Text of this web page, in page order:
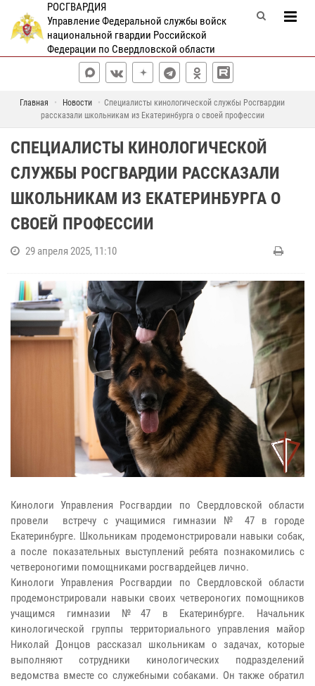
РОСГВАРДИЯ
Управление Федеральной службы войск
национальной гвардии Российской
Федерации по Свердловской области
Главная Новости
Специалисты кинологической службы Росгвардии
рассказали школьникам из Екатеринбурга о своей профессии
СПЕЦИАЛИСТЫ КИНОЛОГИЧЕСКОЙ
СЛУЖБЫ РОСГВАРДИИ РАССКАЗАЛИ
ШКОЛЬНИКАМ ИЗ ЕКАТЕРИНБУРГА О
СВОЕЙ ПРОФЕССИИ
29 апреля 2025, 11:10
Кинологи Управления Росгвардии по Свердловской области
провели встречу с учащимися гимназии № 47 в городе
Екатеринбурге. Школьникам продемонстрировали навыки собак,
а после показательных выступлений ребята познакомились с
четвероногими помощниками росгвардейцев лично.
Кинологи Управления Росгвардии по Свердловской области
продемонстрировали навыки своих четвероногих помощников
учащимся гимназии №47 в Екатеринбурге. Начальник
кинологической группы территориального управления майор
Николай Донцов рассказал школьникам о задачах, которые
выполняют сотрудники кинологических подразделений
ведомства вместе со служебными собаками. Он также обратил